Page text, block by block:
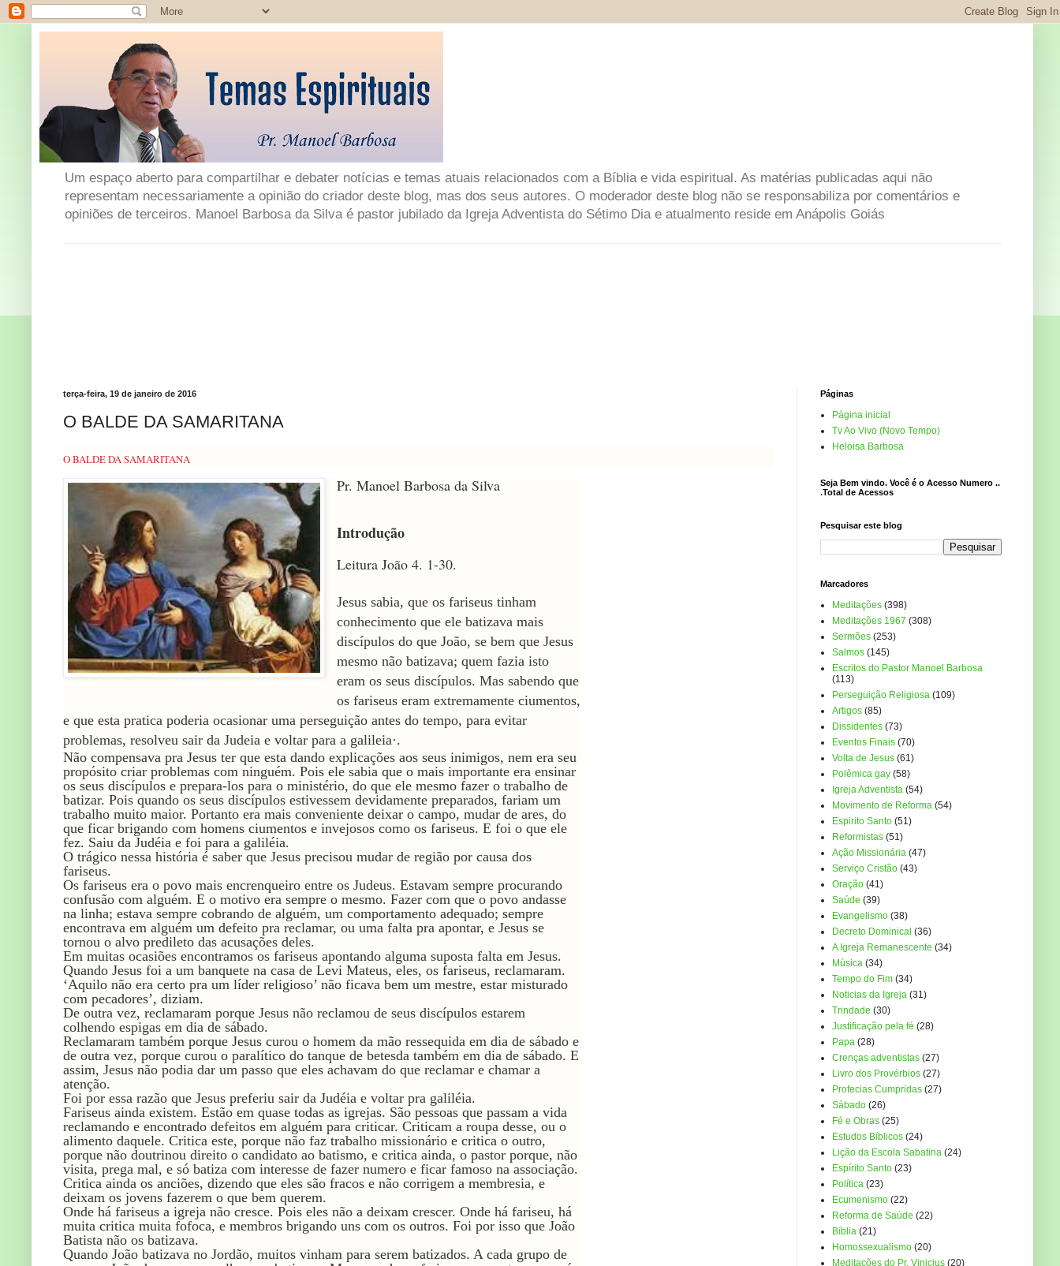
Um espaço aberto para compartilhar e debater notícias e temas atuais relacionados com a Bíblia e vida espiritual. As matérias publicadas aqui não
representam necessariamente a opinião do criador deste blog, mas dos seus autores. O moderador deste blog não se responsabiliza por comentários e
opiniões de terceiros. Manoel Barbosa da Silva é pastor jubilado da Igreja Adventista do Sétimo Dia e atualmento reside em Anápolis Goiás
terça-feira, 19 de janeiro de 2016
O BALDE DA SAMARITANA
O BALDE DA SAMARITANA
Pr. Manoel Barbosa da Silva
Introdução
Leitura João 4. 1-30.
Jesus sabia, que os fariseus tinham
conhecimento que ele batizava mais
discípulos do que João, se bem que Jesus
mesmo não batizava; quem fazia isto
eram os seus discípulos. Mas sabendo que
os fariseus eram extremamente ciumentos,
e que esta pratica poderia ocasionar uma perseguição antes do tempo, para evitar
problemas, resolveu sair da Judeia e voltar para a galileia·.
Não compensava pra Jesus ter que esta dando explicações aos seus inimigos, nem era seu
propósito criar problemas com ninguém. Pois ele sabia que o mais importante era ensinar
os seus discípulos e prepara-los para o ministério, do que ele mesmo fazer o trabalho de
batizar. Pois quando os seus discípulos estivessem devidamente preparados, fariam um
trabalho muito maior. Portanto era mais conveniente deixar o campo, mudar de ares, do
que ficar brigando com homens ciumentos e invejosos como os fariseus. E foi o que ele
fez. Saiu da Judéia e foi para a galiléia.
O trágico nessa história é saber que Jesus precisou mudar de região por causa dos
fariseus.
Os fariseus era o povo mais encrenqueiro entre os Judeus. Estavam sempre procurando
confusão com alguém. E o motivo era sempre o mesmo. Fazer com que o povo andasse
na linha; estava sempre cobrando de alguém, um comportamento adequado; sempre
encontrava em alguém um defeito pra reclamar, ou uma falta pra apontar, e Jesus se
tornou o alvo predileto das acusações deles.
Em muitas ocasiões encontramos os fariseus apontando alguma suposta falta em Jesus.
Quando Jesus foi a um banquete na casa de Levi Mateus, eles, os fariseus, reclamaram.
‘Aquilo não era certo pra um líder religioso’ não ficava bem um mestre, estar misturado
com pecadores’, diziam.
De outra vez, reclamaram porque Jesus não reclamou de seus discípulos estarem
colhendo espigas em dia de sábado.
Reclamaram também porque Jesus curou o homem da mão ressequida em dia de sábado e
de outra vez, porque curou o paralítico do tanque de betesda também em dia de sábado. E
assim, Jesus não podia dar um passo que eles achavam do que reclamar e chamar a
atenção.
Foi por essa razão que Jesus preferiu sair da Judéia e voltar pra galiléia.
Fariseus ainda existem. Estão em quase todas as igrejas. São pessoas que passam a vida
reclamando e encontrado defeitos em alguém para criticar. Criticam a roupa desse, ou o
alimento daquele. Critica este, porque não faz trabalho missionário e critica o outro,
porque não doutrinou direito o candidato ao batismo, e critica ainda, o pastor porque, não
visita, prega mal, e só batiza com interesse de fazer numero e ficar famoso na associação.
Critica ainda os anciões, dizendo que eles são fracos e não corrigem a membresia, e
deixam os jovens fazerem o que bem querem.
Onde há fariseus a igreja não cresce. Pois eles não a deixam crescer. Onde há fariseu, há
muita critica muita fofoca, e membros brigando uns com os outros. Foi por isso que João
Batista não os batizava.
Quando João batizava no Jordão, muitos vinham para serem batizados. A cada grupo de
Páginas
Página inicial
Tv Ao Vivo (Novo Tempo)
Heloisa Barbosa
Seja Bem vindo. Você é o Acesso Numero ..
.Total de Acessos
Pesquisar este blog
Marcadores
Meditações (398)
Meditações 1967 (308)
Sermões (253)
Salmos (145)
Escritos do Pastor Manoel Barbosa
(113)
Perseguição Religiosa (109)
Artigos (85)
Dissidentes (73)
Eventos Finais (70)
Volta de Jesus (61)
Polêmica gay (58)
Igreja Adventista (54)
Movimento de Reforma (54)
Espirito Santo (51)
Reformistas (51)
Ação Missionária (47)
Serviço Cristão (43)
Oração (41)
Saúde (39)
Evangelismo (38)
Decreto Dominical (36)
A Igreja Remanescente (34)
Música (34)
Tempo do Fim (34)
Noticias da Igreja (31)
Trindade (30)
Justificação pela fé (28)
Papa (28)
Crenças adventistas (27)
Livro dos Provérbios (27)
Profecias Cumpridas (27)
Sábado (26)
Fé e Obras (25)
Estudos Bíblicos (24)
Lição da Escola Sabatina (24)
Espírito Santo (23)
Política (23)
Ecumenismo (22)
Reforma de Saúde (22)
Bíblia (21)
Homossexualismo (20)
Meditações do Pr. Vinicius (20)